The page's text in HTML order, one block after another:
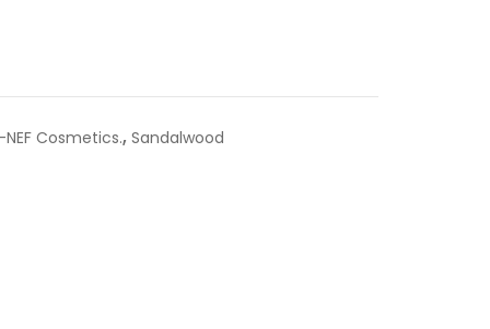
NEF Cosmetics., Sandalwood